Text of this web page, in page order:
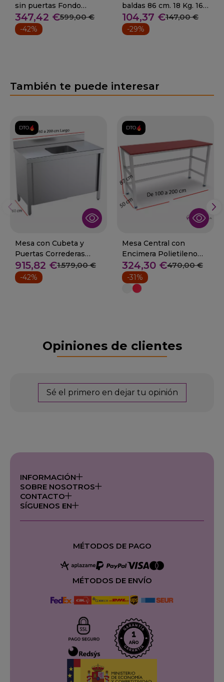
sin puertas Fondo
40cm.
347,42 €599,00 €
-42%
baldas 86 cm. 18 Kg. 16-
CS-8654/2
104,37 €147,00 €
-29%
También te puede interesar
DTO.
Mesa con Cubeta y
Puertas Correderas
Fondo 60 cm
915,82 €1.579,00 €
-42%
DTO.
Mesa Central con
Encimera Polietileno
Fondo 60cm 06-071408
324,30 €470,00 €
-31%
Opiniones de clientes
Sé el primero en dejar tu opinión
INFORMACIÓN
SOBRE NOSOTROS
CONTACTO
SÍGUENOS EN
MÉTODOS DE PAGO
MÉTODOS DE ENVÍO